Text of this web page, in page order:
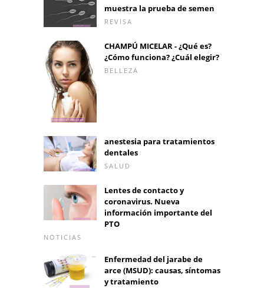
muestra la prueba de semen
REVISA
CHAMPÚ MICELAR - ¿Qué es?
¿Cómo funciona? ¿Cuál elegir?
BELLEZA
anestesia para tratamientos
dentales
SALUD
Lentes de contacto y
coronavirus. Nueva
información importante del
PTO
NOTICIAS
Enfermedad del jarabe de
arce (MSUD): causas, síntomas
y tratamiento